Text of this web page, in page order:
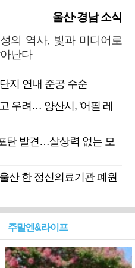
울산·경남 소식
의 역사, 빛과 미디어로
난다
지 연내 준공 수순
우려… 양산시, '어필 레
탄 발견…살상력 없는 모
산 한 정신의료기관 폐원
주말엔&라이프